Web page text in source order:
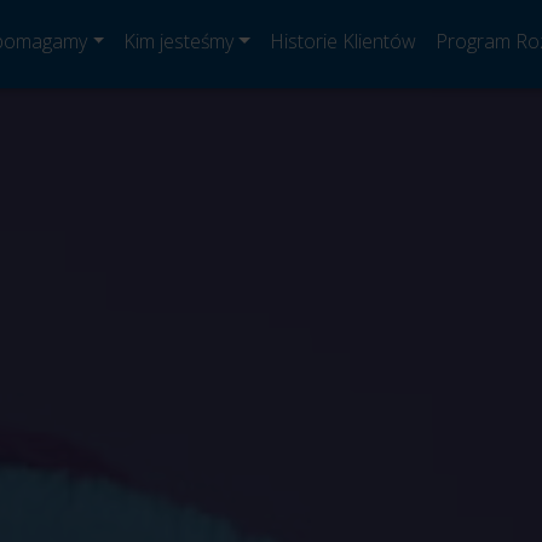
Kim jesteśmy Historie Klientów Program